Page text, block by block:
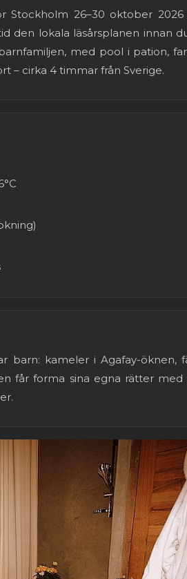
Stockholm 26–30 oktober
den lokala läsårsplanen innan
med pool i pation,
– cirka 4 timmar från Sverige.
barn: kameler i Agafay-öknen,
får forma sina egna rätter